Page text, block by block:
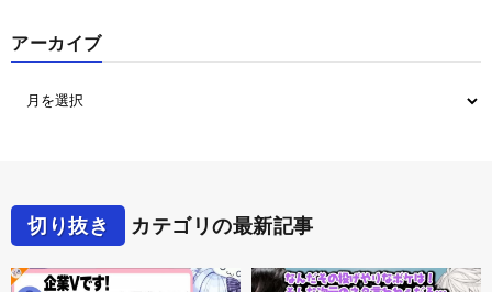
アーカイブ
切り抜き カテゴリの最新記事